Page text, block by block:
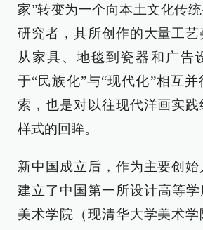
家”转变为一个向本土文化传
研究者，其所创作的大量工艺
从家具、地毯到瓷器和广告
于“民族化”与“现代化”相互
索，也是对以往现代洋画实
样式的回眸。
新中国成立后，作为主要创
建立了中国第一所设计高等
美术学院（现清华大学美术